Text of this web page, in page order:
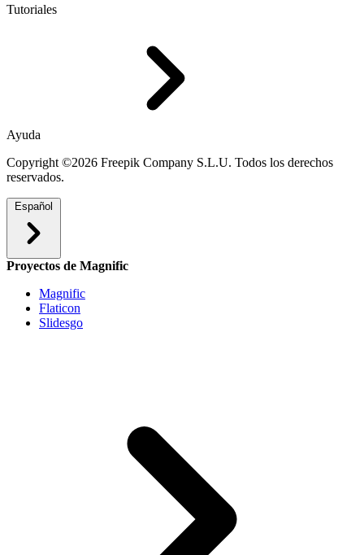
Tutoriales
Ayuda
Copyright ©2026 Freepik Company S.L.U. Todos los derechos
reservados.
Español
Proyectos de Magnific
Magnific
Flaticon
Slidesgo